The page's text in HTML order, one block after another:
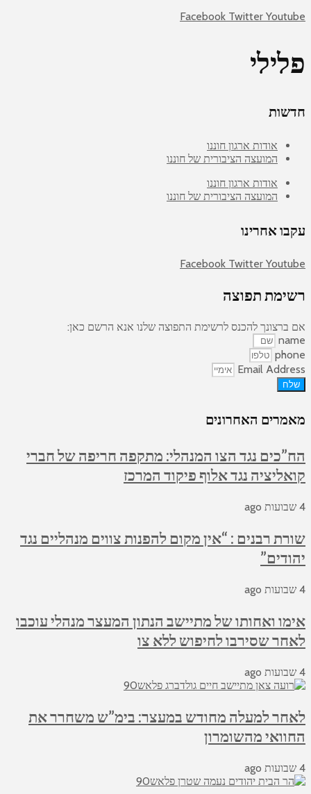
Facebook Twitter Youtube
פלילי
חדשות
אודות ארגון חוננו
המועצה הציבורית של חוננו
אודות ארגון חוננו
המועצה הציבורית של חוננו
עקבו אחרינו
Facebook Twitter Youtube
רשימת תפוצה
אם ברצונך להכנס לרשימת התפוצה שלנו אנא הרשם כאן:
name
phone
Email Address
שלח
מאמרים האחרונים
הח”כים נגד הצו המנהלי: מתקפה חריפה של חברי
קואליציה נגד אלוף פיקוד המרכז
4 שבועות ago
שורת רבנים : “אין מקום להפנות צווים מנהליים נגד
יהודים”
4 שבועות ago
אימו ואחותו של מתיישב הנתון המעצר מנהלי עוכבו
לאחר שסירבו לחיפוש ללא צו
4 שבועות ago
לאחר למעלה מחודש במעצר: בימ”ש משחרר את
החוואי מהשומרון
4 שבועות ago